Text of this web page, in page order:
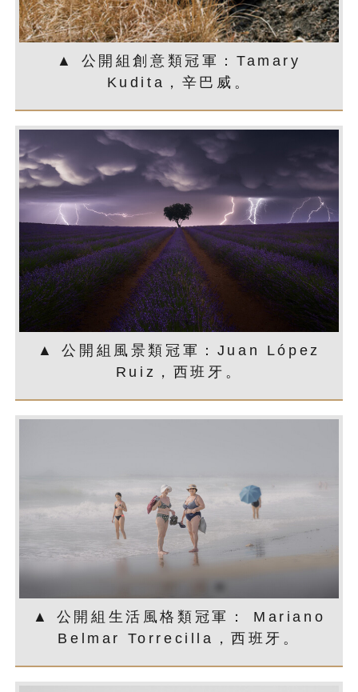
▲ 公開組創意類冠軍：Tamary
Kudita，辛巴威。
▲ 公開組風景類冠軍：Juan López
Ruiz，西班牙。
▲ 公開組生活風格類冠軍： Mariano
Belmar Torrecilla，西班牙。